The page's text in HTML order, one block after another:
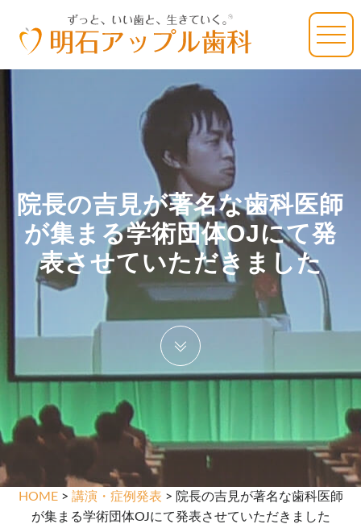
院長の吉見が著名な歯科医師
が集まる学術団体OJにて発
表させていただきました
HOME> 講演・症例発表 > 院長の吉見が著名な歯科医師
が集まる学術団体OJにて発表させていただきました